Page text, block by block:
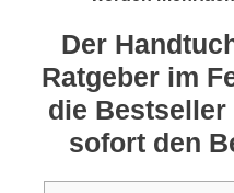
Der
Ratgeber im
die
sofort den